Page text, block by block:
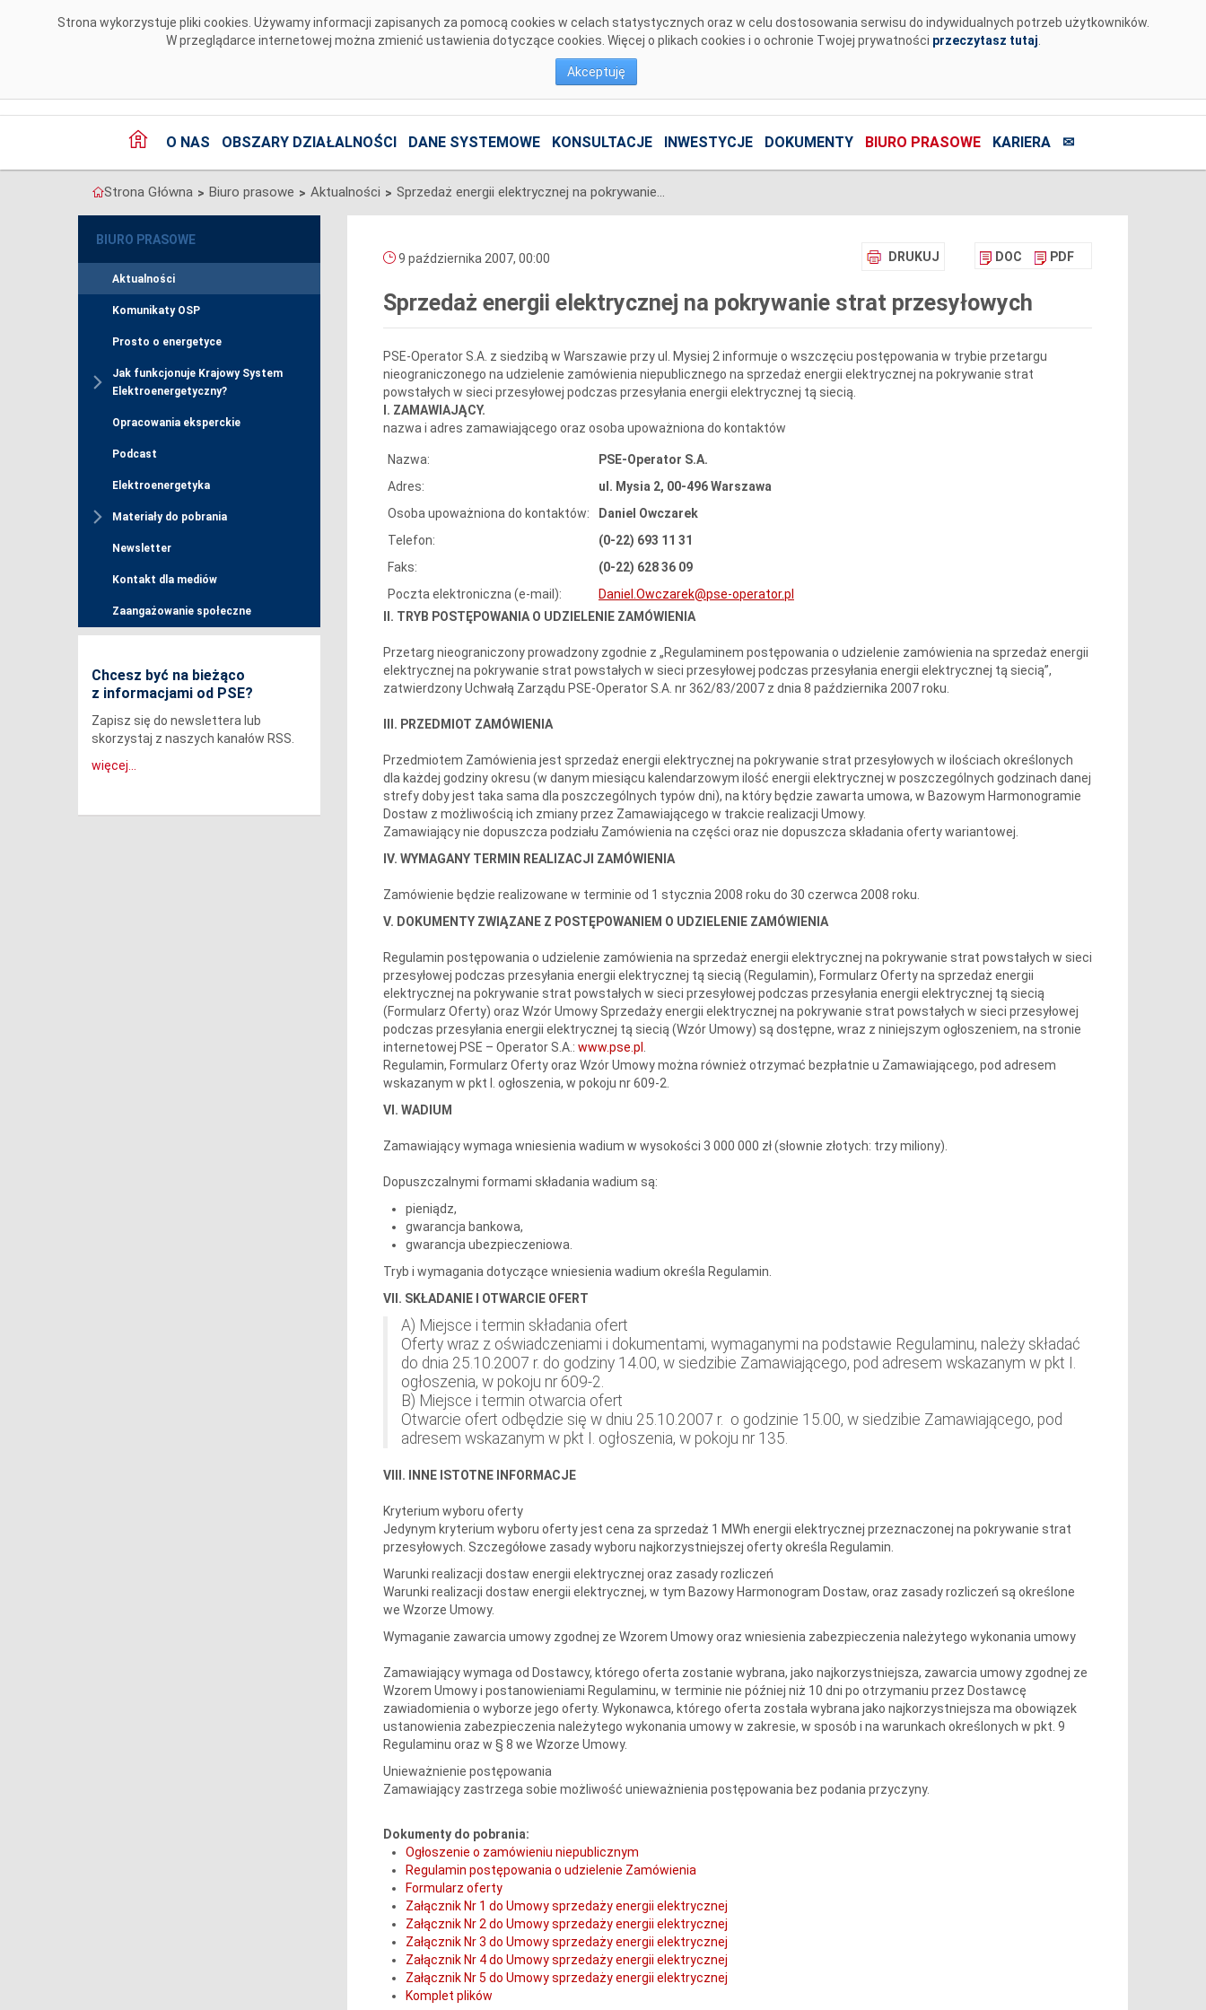
Strona wykorzystuje pliki cookies. Używamy informacji zapisanych za pomocą cookies w celach statystycznych oraz w celu dostosowania serwisu do indywidualnych potrzeb użytkowników.
W przeglądarce internetowej można zmienić ustawienia dotyczące cookies. Więcej o plikach cookies i o ochronie Twojej prywatności przeczytasz tutaj
Akceptuję
O NAS OBSZARY DZIAŁALNOŚCI DANE SYSTEMOWE KONSULTACJE INWESTYCJE DOKUMENTY BIURO PRASOWE KARIERA ✉
Strona Główna > Biuro prasowe > Aktualności > Sprzedaż energii elektrycznej na pokrywanie strat przesyłowych
BIURO PRASOWE
Aktualności
Komunikaty OSP
Prosto o energetyce
Jak funkcjonuje Krajowy System
Elektroenergetyczny?
Opracowania eksperckie
Podcast
Elektroenergetyka
Materiały do pobrania
Newsletter
Kontakt dla mediów
Zaangażowanie społeczne
Chcesz być na bieżąco
z informacjami od PSE?
Zapisz się do newslettera lub
skorzystaj z naszych kanałów RSS.
więcej...
DRUKUJ DOC PDF
9 października 2007, 00:00
Sprzedaż energii elektrycznej na pokrywanie strat przesyłowych
PSE-Operator S.A. z siedzibą w Warszawie przy ul. Mysiej 2 informuje o wszczęciu postępowania w trybie przetargu
nieograniczonego na udzielenie zamówienia niepublicznego na sprzedaż energii elektrycznej na pokrywanie strat
powstałych w sieci przesyłowej podczas przesyłania energii elektrycznej tą siecią.
I. ZAMAWIAJĄCY.
nazwa i adres zamawiającego oraz osoba upoważniona do kontaktów
Nazwa:
PSE-Operator S.A.
Adres:
ul. Mysia 2, 00-496 Warszawa
Osoba upoważniona do kontaktów:
Daniel Owczarek
Telefon:
(0-22) 693 11 31
Faks:
(0-22) 628 36 09
Poczta elektroniczna (e-mail):
Daniel.Owczarek@pse-operator.pl
II. TRYB POSTĘPOWANIA O UDZIELENIE ZAMÓWIENIA
Przetarg nieograniczony prowadzony zgodnie z „Regulaminem postępowania o udzielenie zamówienia na sprzedaż energii
elektrycznej na pokrywanie strat powstałych w sieci przesyłowej podczas przesyłania energii elektrycznej tą siecią”,
zatwierdzony Uchwałą Zarządu PSE-Operator S.A. nr 362/83/2007 z dnia 8 października 2007 roku.
III. PRZEDMIOT ZAMÓWIENIA
Przedmiotem Zamówienia jest sprzedaż energii elektrycznej na pokrywanie strat przesyłowych w ilościach określonych
dla każdej godziny okresu (w danym miesiącu kalendarzowym ilość energii elektrycznej w poszczególnych godzinach danej
strefy doby jest taka sama dla poszczególnych typów dni), na który będzie zawarta umowa, w Bazowym Harmonogramie
Dostaw z możliwością ich zmiany przez Zamawiającego w trakcie realizacji Umowy.
Zamawiający nie dopuszcza podziału Zamówienia na części oraz nie dopuszcza składania oferty wariantowej.
IV. WYMAGANY TERMIN REALIZACJI ZAMÓWIENIA
Zamówienie będzie realizowane w terminie od 1 stycznia 2008 roku do 30 czerwca 2008 roku.
V. DOKUMENTY ZWIĄZANE Z POSTĘPOWANIEM O UDZIELENIE ZAMÓWIENIA
Regulamin postępowania o udzielenie zamówienia na sprzedaż energii elektrycznej na pokrywanie strat powstałych w sieci
przesyłowej podczas przesyłania energii elektrycznej tą siecią (Regulamin), Formularz Oferty na sprzedaż energii
elektrycznej na pokrywanie strat powstałych w sieci przesyłowej podczas przesyłania energii elektrycznej tą siecią
(Formularz Oferty) oraz Wzór Umowy Sprzedaży energii elektrycznej na pokrywanie strat powstałych w sieci przesyłowej
podczas przesyłania energii elektrycznej tą siecią (Wzór Umowy) są dostępne, wraz z niniejszym ogłoszeniem, na stronie
internetowej PSE – Operator S.A.: www.pse.pl
Regulamin, Formularz Oferty oraz Wzór Umowy można również otrzymać bezpłatnie u Zamawiającego, pod adresem
wskazanym w pkt I. ogłoszenia, w pokoju nr 609-2.
VI. WADIUM
Zamawiający wymaga wniesienia wadium w wysokości 3 000 000 zł (słownie złotych: trzy miliony).
Dopuszczalnymi formami składania wadium są:
pieniądz,
gwarancja bankowa,
gwarancja ubezpieczeniowa.
Tryb i wymagania dotyczące wniesienia wadium określa Regulamin.
VII. SKŁADANIE I OTWARCIE OFERT
A) Miejsce i termin składania ofert
Oferty wraz z oświadczeniami i dokumentami, wymaganymi na podstawie Regulaminu, należy składać
do dnia 25.10.2007 r. do godziny 14.00, w siedzibie Zamawiającego, pod adresem wskazanym w pkt I.
ogłoszenia, w pokoju nr 609-2.
B) Miejsce i termin otwarcia ofert
Otwarcie ofert odbędzie się w dniu 25.10.2007 r. o godzinie 15.00, w siedzibie Zamawiającego, pod
adresem wskazanym w pkt I. ogłoszenia, w pokoju nr 135.
VIII. INNE ISTOTNE INFORMACJE
Kryterium wyboru oferty
Jedynym kryterium wyboru oferty jest cena za sprzedaż 1 MWh energii elektrycznej przeznaczonej na pokrywanie strat
przesyłowych. Szczegółowe zasady wyboru najkorzystniejszej oferty określa Regulamin.
Warunki realizacji dostaw energii elektrycznej oraz zasady rozliczeń
Warunki realizacji dostaw energii elektrycznej, w tym Bazowy Harmonogram Dostaw, oraz zasady rozliczeń są określone
we Wzorze Umowy.
Wymaganie zawarcia umowy zgodnej ze Wzorem Umowy oraz wniesienia zabezpieczenia należytego wykonania umowy
Zamawiający wymaga od Dostawcy, którego oferta zostanie wybrana, jako najkorzystniejsza, zawarcia umowy zgodnej ze
Wzorem Umowy i postanowieniami Regulaminu, w terminie nie później niż 10 dni po otrzymaniu przez Dostawcę
zawiadomienia o wyborze jego oferty. Wykonawca, którego oferta została wybrana jako najkorzystniejsza ma obowiązek
ustanowienia zabezpieczenia należytego wykonania umowy w zakresie, w sposób i na warunkach określonych w pkt. 9
Regulaminu oraz w § 8 we Wzorze Umowy.
Unieważnienie postępowania
Zamawiający zastrzega sobie możliwość unieważnienia postępowania bez podania przyczyny.
Dokumenty do pobrania:
Ogłoszenie o zamówieniu niepublicznym
Regulamin postępowania o udzielenie Zamówienia
Formularz oferty
Załącznik Nr 1 do Umowy sprzedaży energii elektrycznej
Załącznik Nr 2 do Umowy sprzedaży energii elektrycznej
Załącznik Nr 3 do Umowy sprzedaży energii elektrycznej
Załącznik Nr 4 do Umowy sprzedaży energii elektrycznej
Załącznik Nr 5 do Umowy sprzedaży energii elektrycznej
Komplet plików